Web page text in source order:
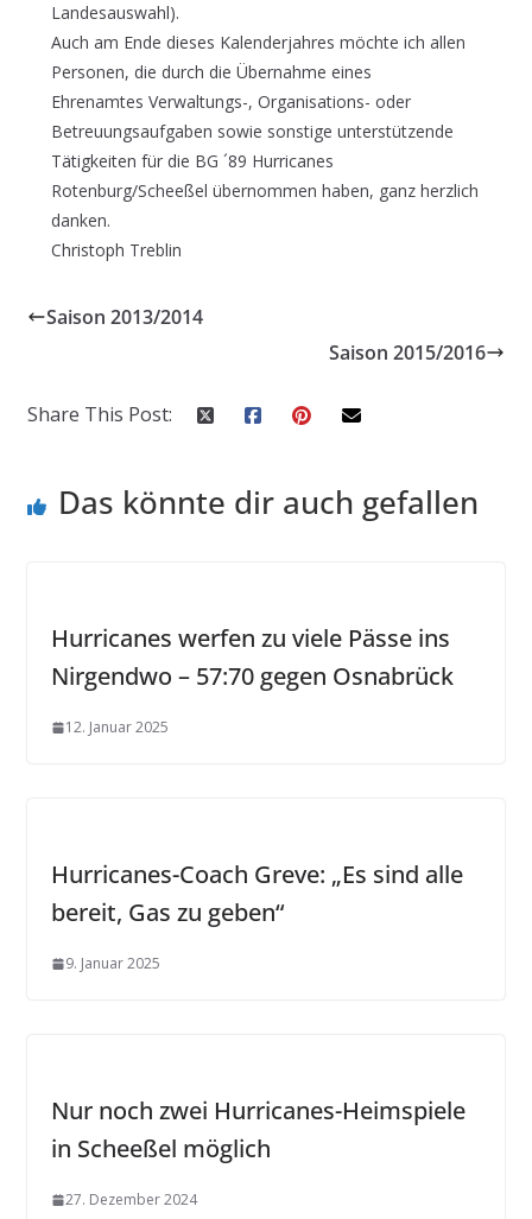
Landesauswahl).
Auch am Ende dieses Kalenderjahres möchte ich allen
Personen, die durch die Übernahme eines
Ehrenamtes Verwaltungs-, Organisations- oder
Betreuungsaufgaben sowie sonstige unterstützende
Tätigkeiten für die BG ´89 Hurricanes
Rotenburg/Scheeßel übernommen haben, ganz herzlich
danken.
Christoph Treblin
Saison 2013/2014
Saison 2015/2016
Share This Post:
Das könnte dir auch gefallen
Hurricanes werfen zu viele Pässe ins
Nirgendwo – 57:70 gegen Osnabrück
12. Januar 2025
Hurricanes-Coach Greve: „Es sind alle
bereit, Gas zu geben“
9. Januar 2025
Nur noch zwei Hurricanes-Heimspiele
in Scheeßel möglich
27. Dezember 2024